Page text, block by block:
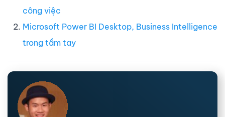
công việc
Microsoft Power BI Desktop, Business Intelligence
trong tầm tay